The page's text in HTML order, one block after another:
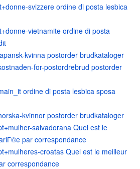
svizzere ordine di posta lesbica
vietnamite ordine di posta
kvinna postorder brudkataloger
for-postordrebrud postorder
ordine di posta lesbica sposa
kvinnor postorder brudkataloger
salvadorana Quel est le
par correspondance
croatas Quel est le meilleur
correspondance